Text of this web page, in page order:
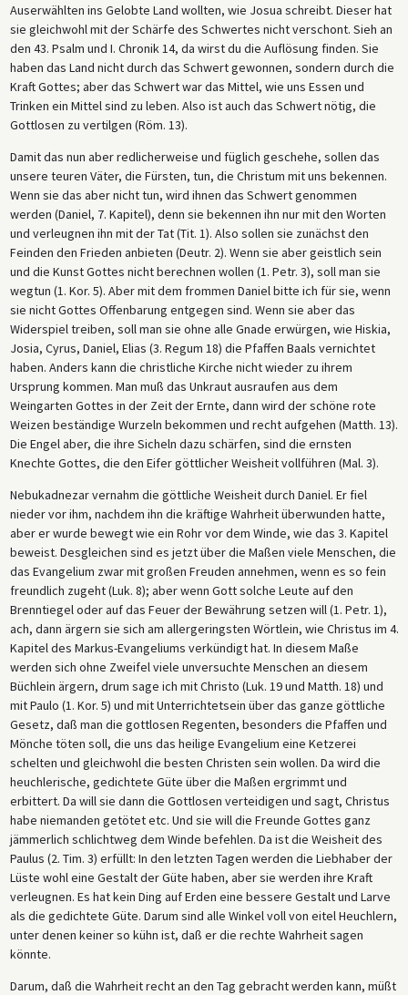
Auserwählten ins Gelobte Land wollten, wie Josua schreibt. Dieser hat
sie gleichwohl mit der Schärfe des Schwertes nicht verschont. Sieh an
den 43. Psalm und I. Chronik 14, da wirst du die Auflösung finden. Sie
haben das Land nicht durch das Schwert gewonnen, sondern durch die
Kraft Gottes; aber das Schwert war das Mittel, wie uns Essen und
Trinken ein Mittel sind zu leben. Also ist auch das Schwert nötig, die
Gottlosen zu vertilgen (Röm. 13).
Damit das nun aber redlicherweise und füglich geschehe, sollen das
unsere teuren Väter, die Fürsten, tun, die Christum mit uns bekennen.
Wenn sie das aber nicht tun, wird ihnen das Schwert genommen
werden (Daniel, 7. Kapitel), denn sie bekennen ihn nur mit den Worten
und verleugnen ihn mit der Tat (Tit. 1). Also sollen sie zunächst den
Feinden den Frieden anbieten (Deutr. 2). Wenn sie aber geistlich sein
und die Kunst Gottes nicht berechnen wollen (1. Petr. 3), soll man sie
wegtun (1. Kor. 5). Aber mit dem frommen Daniel bitte ich für sie, wenn
sie nicht Gottes Offenbarung entgegen sind. Wenn sie aber das
Widerspiel treiben, soll man sie ohne alle Gnade erwürgen, wie Hiskia,
Josia, Cyrus, Daniel, Elias (3. Regum 18) die Pfaffen Baals vernichtet
haben. Anders kann die christliche Kirche nicht wieder zu ihrem
Ursprung kommen. Man muß das Unkraut ausraufen aus dem
Weingarten Gottes in der Zeit der Ernte, dann wird der schöne rote
Weizen beständige Wurzeln bekommen und recht aufgehen (Matth. 13).
Die Engel aber, die ihre Sicheln dazu schärfen, sind die ernsten
Knechte Gottes, die den Eifer göttlicher Weisheit vollführen (Mal. 3).
Nebukadnezar vernahm die göttliche Weisheit durch Daniel. Er fiel
nieder vor ihm, nachdem ihn die kräftige Wahrheit überwunden hatte,
aber er wurde bewegt wie ein Rohr vor dem Winde, wie das 3. Kapitel
beweist. Desgleichen sind es jetzt über die Maßen viele Menschen, die
das Evangelium zwar mit großen Freuden annehmen, wenn es so fein
freundlich zugeht (Luk. 8); aber wenn Gott solche Leute auf den
Brenntiegel oder auf das Feuer der Bewährung setzen will (1. Petr. 1),
ach, dann ärgern sie sich am allergeringsten Wörtlein, wie Christus im 4.
Kapitel des Markus-Evangeliums verkündigt hat. In diesem Maße
werden sich ohne Zweifel viele unversuchte Menschen an diesem
Büchlein ärgern, drum sage ich mit Christo (Luk. 19 und Matth. 18) und
mit Paulo (1. Kor. 5) und mit Unterrichtetsein über das ganze göttliche
Gesetz, daß man die gottlosen Regenten, besonders die Pfaffen und
Mönche töten soll, die uns das heilige Evangelium eine Ketzerei
schelten und gleichwohl die besten Christen sein wollen. Da wird die
heuchlerische, gedichtete Güte über die Maßen ergrimmt und
erbittert. Da will sie dann die Gottlosen verteidigen und sagt, Christus
habe niemanden getötet etc. Und sie will die Freunde Gottes ganz
jämmerlich schlichtweg dem Winde befehlen. Da ist die Weisheit des
Paulus (2. Tim. 3) erfüllt: In den letzten Tagen werden die Liebhaber der
Lüste wohl eine Gestalt der Güte haben, aber sie werden ihre Kraft
verleugnen. Es hat kein Ding auf Erden eine bessere Gestalt und Larve
als die gedichtete Güte. Darum sind alle Winkel voll von eitel Heuchlern,
unter denen keiner so kühn ist, daß er die rechte Wahrheit sagen
könnte.
Darum, daß die Wahrheit recht an den Tag gebracht werden kann, müßt